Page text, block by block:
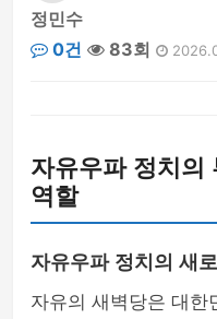
정민수
0건
83회
자유우파 정치의
역할
자유우파 정치의 새
자유의 새벽당은 대한